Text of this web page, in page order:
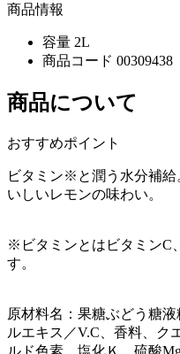
商品情報
容量 2L
商品コード 00309438
商品について
おすすめポイント
ビタミン※と潤う水分補
いしいレモンの味わい。
※ビタミンとはビタミンC
す。
原材料名：果糖ぶどう糖
ルエキス／V.C、香料、ク
ルド色素、塩化Ｋ、硫酸